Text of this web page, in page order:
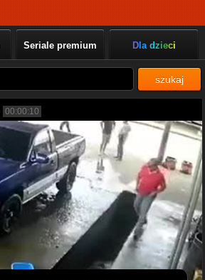
Seriale premium Dla dzieci
szukaj
00:00:10